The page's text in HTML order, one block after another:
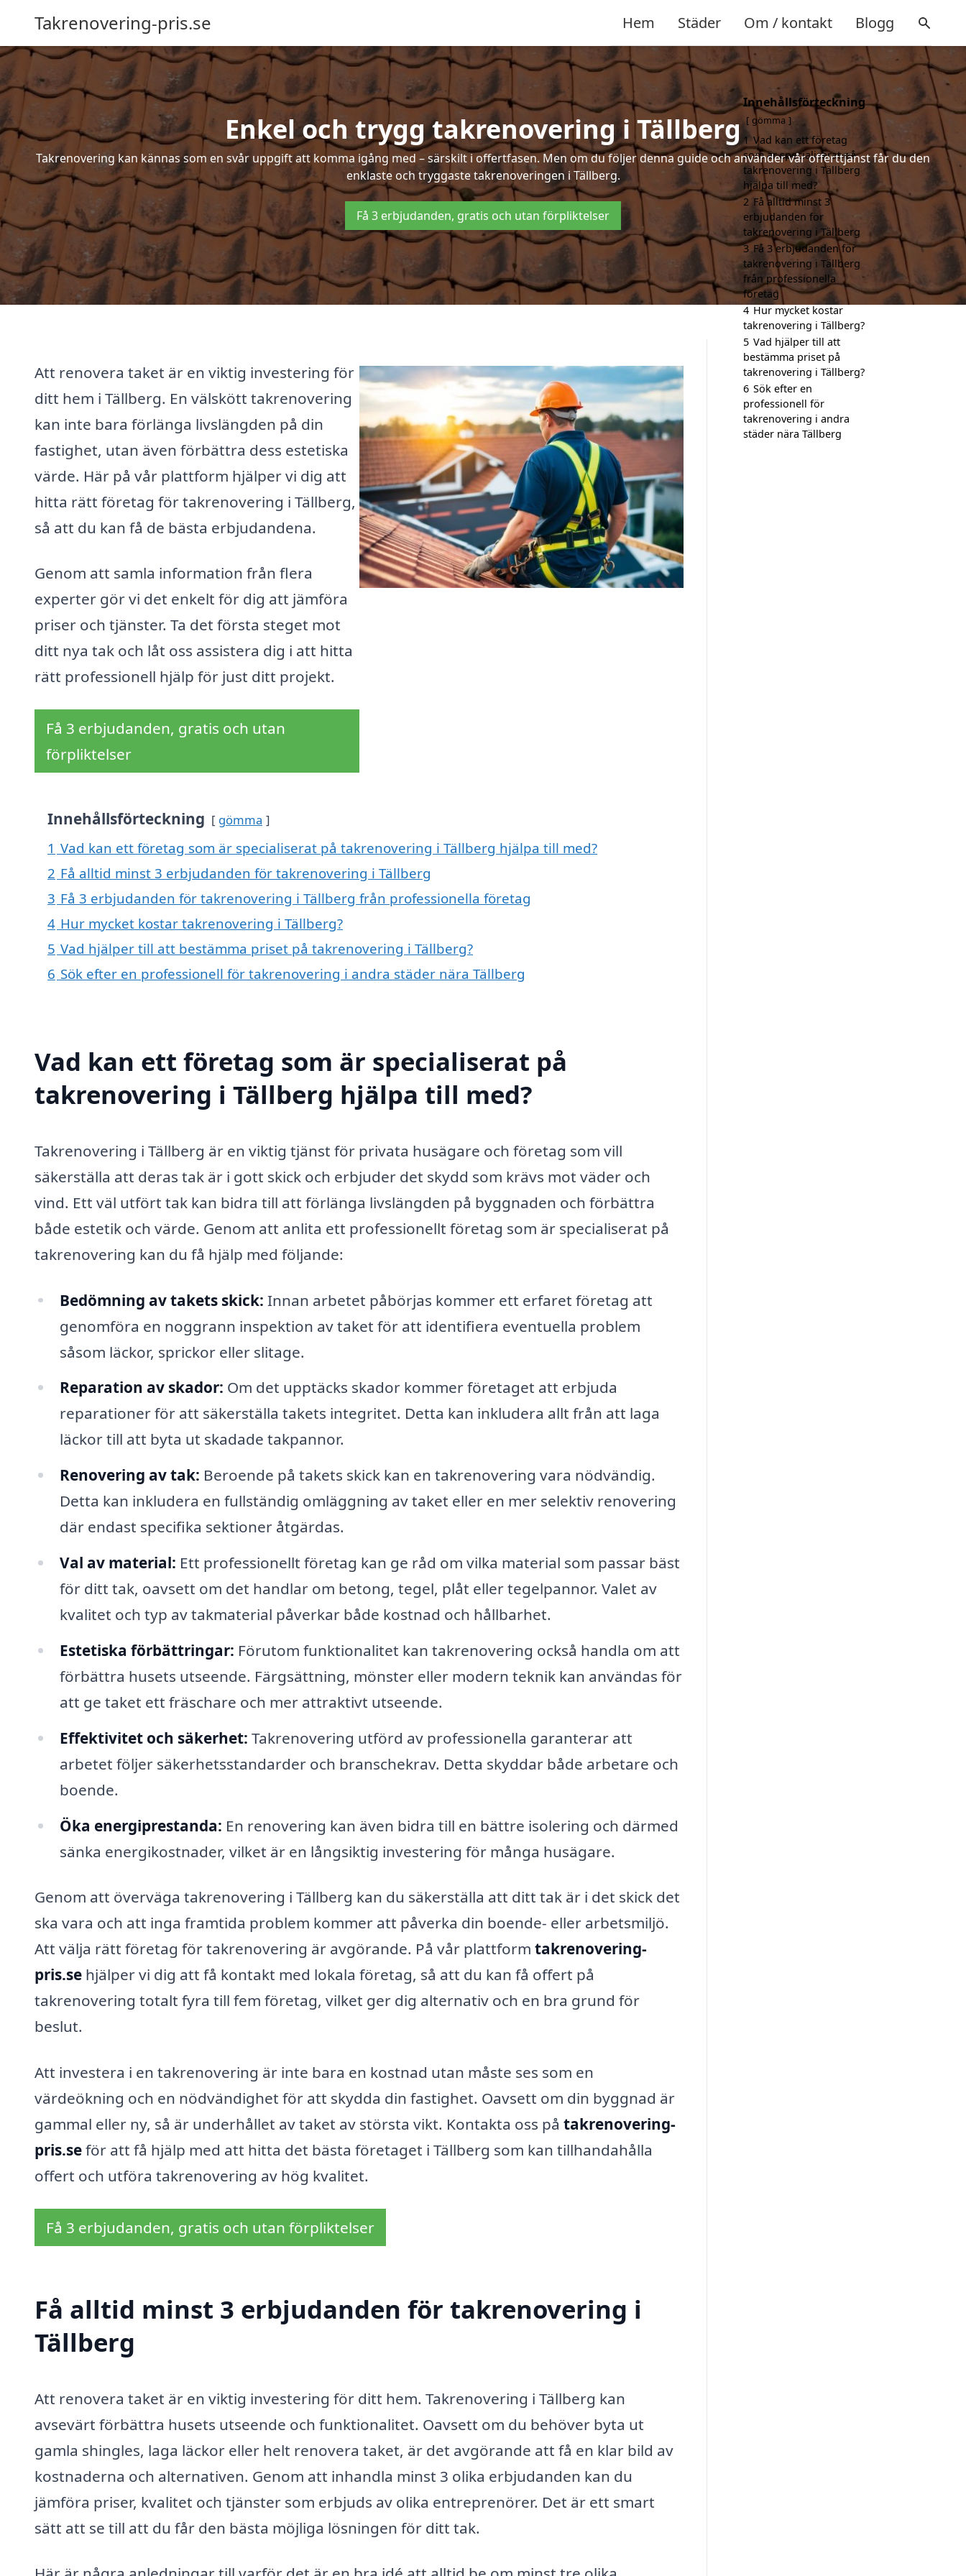
Takrenovering-pris.se Hem Städer Om / kontakt Blogg
Enkel och trygg takrenovering i Tällberg
Takrenovering kan kännas som en svår uppgift att komma igång med – särskilt i offertfasen. Men om du följer denna guide och använder vår offerttjänst får du den
enklaste och tryggaste takrenoveringen i Tällberg.
Få 3 erbjudanden, gratis och utan förpliktelser
Att renovera taket är en viktig investering för
ditt hem i Tällberg. En välskött takrenovering
kan inte bara förlänga livslängden på din
fastighet, utan även förbättra dess estetiska
värde. Här på vår plattform hjälper vi dig att
hitta rätt företag för takrenovering i Tällberg,
så att du kan få de bästa erbjudandena.
Genom att samla information från flera
experter gör vi det enkelt för dig att jämföra
priser och tjänster. Ta det första steget mot
ditt nya tak och låt oss assistera dig i att hitta
rätt professionell hjälp för just ditt projekt.
Få 3 erbjudanden, gratis och utan
förpliktelser
Innehållsförteckning gömma
1 Vad kan ett företag som är specialiserat på takrenovering i Tällberg hjälpa till med?
2 Få alltid minst 3 erbjudanden för takrenovering i Tällberg
3 Få 3 erbjudanden för takrenovering i Tällberg från professionella företag
4 Hur mycket kostar takrenovering i Tällberg?
5 Vad hjälper till att bestämma priset på takrenovering i Tällberg?
6 Sök efter en professionell för takrenovering i andra städer nära Tällberg
Vad kan ett företag som är specialiserat på
takrenovering i Tällberg hjälpa till med?
Takrenovering i Tällberg är en viktig tjänst för privata husägare och företag som vill
säkerställa att deras tak är i gott skick och erbjuder det skydd som krävs mot väder och
vind. Ett väl utfört tak kan bidra till att förlänga livslängden på byggnaden och förbättra
både estetik och värde. Genom att anlita ett professionellt företag som är specialiserat på
takrenovering kan du få hjälp med följande:
Bedömning av takets skick: Innan arbetet påbörjas kommer ett erfaret företag att
genomföra en noggrann inspektion av taket för att identifiera eventuella problem
såsom läckor, sprickor eller slitage.
Reparation av skador: Om det upptäcks skador kommer företaget att erbjuda
reparationer för att säkerställa takets integritet. Detta kan inkludera allt från att laga
läckor till att byta ut skadade takpannor.
Renovering av tak: Beroende på takets skick kan en takrenovering vara nödvändig.
Detta kan inkludera en fullständig omläggning av taket eller en mer selektiv renovering
där endast specifika sektioner åtgärdas.
Val av material: Ett professionellt företag kan ge råd om vilka material som passar bäst
för ditt tak, oavsett om det handlar om betong, tegel, plåt eller tegelpannor. Valet av
kvalitet och typ av takmaterial påverkar både kostnad och hållbarhet.
Estetiska förbättringar: Förutom funktionalitet kan takrenovering också handla om att
förbättra husets utseende. Färgsättning, mönster eller modern teknik kan användas för
att ge taket ett fräschare och mer attraktivt utseende.
Effektivitet och säkerhet: Takrenovering utförd av professionella garanterar att
arbetet följer säkerhetsstandarder och branschekrav. Detta skyddar både arbetare och
boende.
Öka energiprestanda: En renovering kan även bidra till en bättre isolering och därmed
sänka energikostnader, vilket är en långsiktig investering för många husägare.
Genom att överväga takrenovering i Tällberg kan du säkerställa att ditt tak är i det skick det
ska vara och att inga framtida problem kommer att påverka din boende- eller arbetsmiljö.
Att välja rätt företag för takrenovering är avgörande. På vår plattform takrenovering-
pris.se hjälper vi dig att få kontakt med lokala företag, så att du kan få offert på
takrenovering totalt fyra till fem företag, vilket ger dig alternativ och en bra grund för
beslut.
Att investera i en takrenovering är inte bara en kostnad utan måste ses som en
värdeökning och en nödvändighet för att skydda din fastighet. Oavsett om din byggnad är
gammal eller ny, så är underhållet av taket av största vikt. Kontakta oss på takrenovering-
pris.seför att få hjälp med att hitta det bästa företaget i Tällberg som kan tillhandahålla
offert och utföra takrenovering av hög kvalitet.
Få 3 erbjudanden, gratis och utan förpliktelser
Få alltid minst 3 erbjudanden för takrenovering i
Tällberg
Att renovera taket är en viktig investering för ditt hem. Takrenovering i Tällberg kan
avsevärt förbättra husets utseende och funktionalitet. Oavsett om du behöver byta ut
gamla shingles, laga läckor eller helt renovera taket, är det avgörande att få en klar bild av
kostnaderna och alternativen. Genom att inhandla minst 3 olika erbjudanden kan du
jämföra priser, kvalitet och tjänster som erbjuds av olika entreprenörer. Det är ett smart
sätt att se till att du får den bästa möjliga lösningen för ditt tak.
Innehållsförteckning
gömma
1 Vad kan ett företag
som är specialiserat på
takrenovering i Tällberg
hjälpa till med?
2 Få alltid minst 3
erbjudanden för
takrenovering i Tällberg
3 Få 3 erbjudanden för
takrenovering i Tällberg
från professionella
företag
4 Hur mycket kostar
takrenovering i Tällberg?
5 Vad hjälper till att
bestämma priset på
takrenovering i Tällberg?
6 Sök efter en
professionell för
takrenovering i andra
städer nära Tällberg